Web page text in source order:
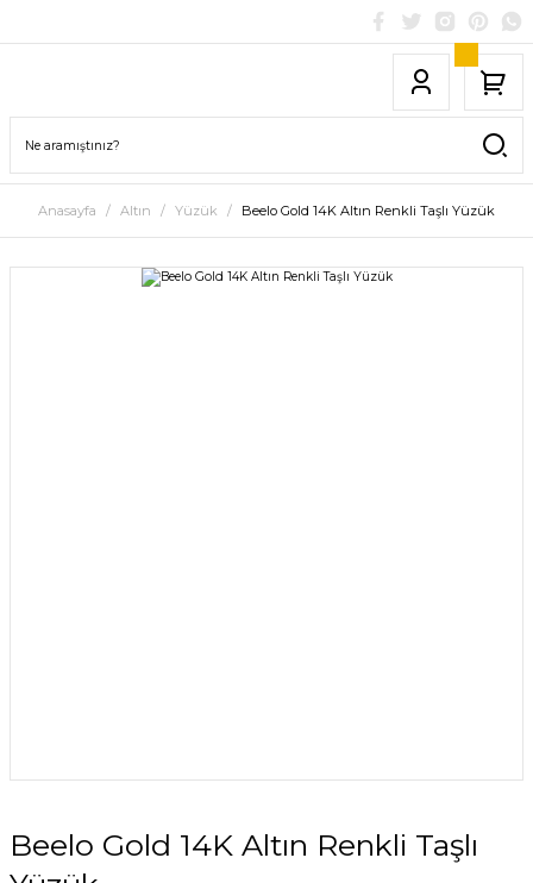
Anasayfa Altın Yüzük Beelo Gold 14K Altın Renkli Taşlı Yüzük
Beelo Gold 14K Altın Renkli Taşlı